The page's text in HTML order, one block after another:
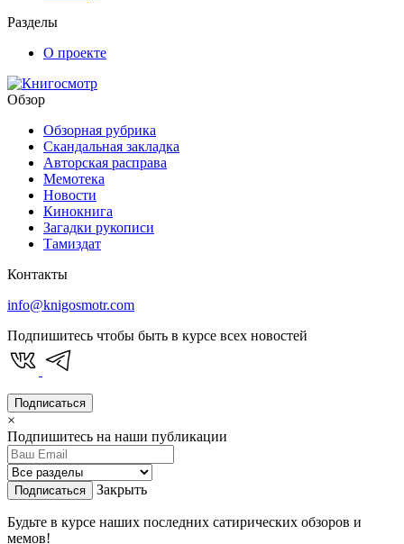
Разделы
О проекте
Обзор
Обзорная рубрика
Скандальная закладка
Авторская расправа
Мемотека
Новости
Кинокнига
Загадки рукописи
Тамиздат
Контакты
info@knigosmotr.com
Подпишитесь чтобы быть в курсе всех новостей
Подписаться
×
Подпишитесь на наши публикации
Подписаться Закрыть
Будьте в курсе наших последних сатирических обзоров и
мемов!